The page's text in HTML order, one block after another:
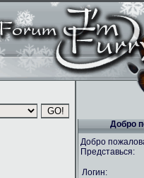
Добро
Добро
Представься:
Логин: